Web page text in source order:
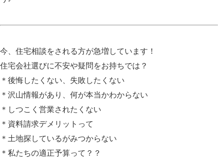
今、住宅相談をされる方が急増しています！
住宅会社選びに不安や疑問をお持ちでは？
＊後悔したくない、失敗したくない
＊沢山情報があり、何が本当かわからない
＊しつこく営業されたくない
＊資料請求デメリットって
＊土地探しているがみつからない
＊私たちの適正予算って？？